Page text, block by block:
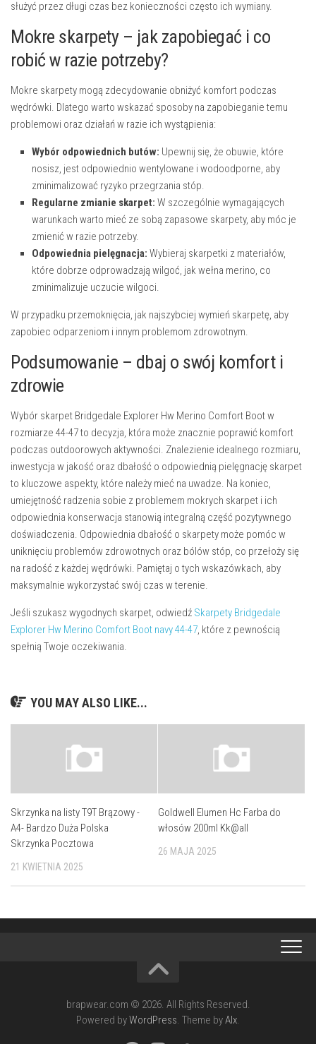
służyć przez długi czas bez konieczności często ich wymiany.
Mokre skarpety – jak zapobiegać i co
robić w razie potrzeby?
Mokre skarpety mogą zdecydowanie obniżyć komfort podczas
wędrówki. Dlatego warto wskazać sposoby na zapobieganie temu
problemowi oraz działań w razie ich wystąpienia:
Wybór odpowiednich butów: Upewnij się, że obuwie, które
nosisz, jest odpowiednio wentylowane i wodoodporne, aby
zminimalizować ryzyko przegrzania stóp.
Regularne zmianie skarpet: W szczególnie wymagających
warunkach warto mieć ze sobą zapasowe skarpety, aby móc je
zmienić w razie potrzeby.
Odpowiednia pielęgnacja: Wybieraj skarpetki z materiałów,
które dobrze odprowadzają wilgoć, jak wełna merino, co
zminimalizuje uczucie wilgoci.
W przypadku przemoknięcia, jak najszybciej wymień skarpetę, aby
zapobiec odparzeniom i innym problemom zdrowotnym.
Podsumowanie – dbaj o swój komfort i
zdrowie
Wybór skarpet Bridgedale Explorer Hw Merino Comfort Boot w
rozmiarze 44-47 to decyzja, która może znacznie poprawić komfort
podczas outdoorowych aktywności. Znalezienie idealnego rozmiaru,
inwestycja w jakość oraz dbałość o odpowiednią pielęgnację skarpet
to kluczowe aspekty, które należy mieć na uwadze. Na koniec,
umiejętność radzenia sobie z problemem mokrych skarpet i ich
odpowiednia konserwacja stanowią integralną część pozytywnego
doświadczenia. Odpowiednia dbałość o skarpety może pomóc w
uniknięciu problemów zdrowotnych oraz bólów stóp, co przełoży się
na radość z każdej wędrówki. Pamiętaj o tych wskazówkach, aby
maksymalnie wykorzystać swój czas w terenie.
Jeśli szukasz wygodnych skarpet, odwiedź Skarpety Bridgedale
Explorer Hw Merino Comfort Boot navy 44-47, które z pewnością
spełnią Twoje oczekiwania.
YOU MAY ALSO LIKE...
Skrzynka na listy T9T Brązowy -
A4- Bardzo Duża Polska
Skrzynka Pocztowa
21 KWIETNIA 2025
Goldwell Elumen Hc Farba do
włosów 200ml Kk@all
26 MAJA 2025
brapwear.com © 2026. All Rights Reserved.
Powered byWordPress. Theme byAlx.